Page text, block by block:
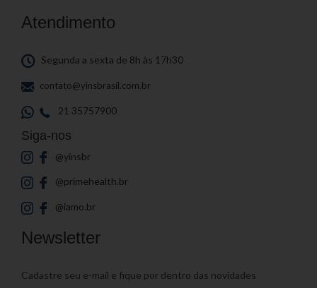
Atendimento
Segunda a sexta de 8h às 17h30
contato@yinsbrasil.com.br
21 35757900
Siga-nos
@yinsbr
@primehealth.br
@iamo.br
Newsletter
Cadastre seu e-mail e fique por dentro das novidades